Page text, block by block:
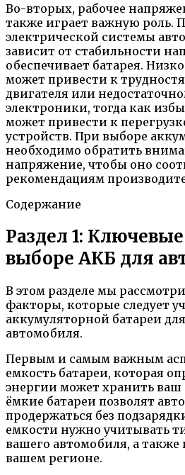
Во-вторых, рабочее
также играет важную роль.
электрической системы
зависит от стабильности
обеспечивает батарея.
может привести к
двигателя или
электроники, тогда как
может привести к
устройств. При выборе
необходимо обратить
напряжение, чтобы оно
рекомендациям
Содержание
Раздел 1:
выборе АКБ для
В этом разделе мы
факторы, которые следует
аккумуляторной батареи
автомобиля.
Первым и самым важным
емкость батареи, которая
энергии может хранить ваш
ёмкие батареи позволят
продержаться без
емкости нужно учитывать
вашего автомобиля, а также
вашем регионе.